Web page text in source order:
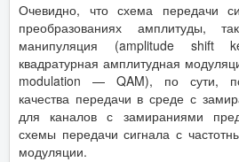
Очевидно, что схема передачи
преобразованиях амплитуды,
манипуляция (amplitude
квадратурная амплитудная
modulation — QAM), по сути,
качества передачи в среде с
для каналов с замираниями
схемы передачи сигнала с
модуляции.